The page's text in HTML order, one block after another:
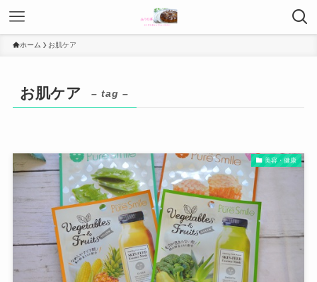
ホーム お肌ケア
お肌ケア – tag –
美容・健康